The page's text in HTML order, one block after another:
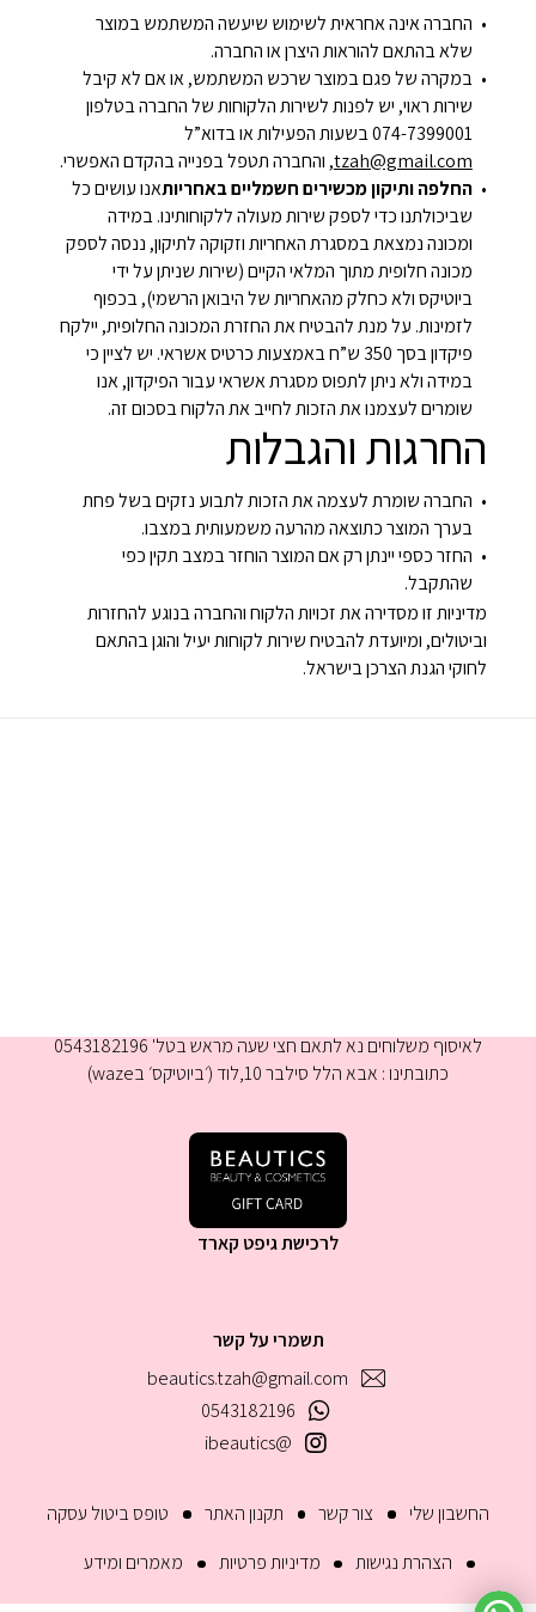
החברה אינה אחראית לשימוש שיעשה המשתמש במוצר
שלא בהתאם להוראות היצרן או החברה.
במקרה של פגם במוצר שרכש המשתמש, או אם לא קיבל
שירות ראוי, יש לפנות לשירות הלקוחות של החברה בטלפון
074-7399001 בשעות הפעילות או בדוא”ל
tzah@gmail.com, והחברה תטפל בפנייה בהקדם האפשרי.
החלפה ותיקון מכשירים חשמליים באחריותאנו עושים כל
שביכולתנו כדי לספק שירות מעולה ללקוחותינו. במידה
ומכונה נמצאת במסגרת האחריות וזקוקה לתיקון, ננסה לספק
מכונה חלופית מתוך המלאי הקיים (שירות שניתן על ידי
ביוטיקס ולא כחלק מהאחריות של היבואן הרשמי), בכפוף
לזמינות. על מנת להבטיח את החזרת המכונה החלופית, יילקח
פיקדון בסך 350 ש”ח באמצעות כרטיס אשראי. יש לציין כי
במידה ולא ניתן לתפוס מסגרת אשראי עבור הפיקדון, אנו
שומרים לעצמנו את הזכות לחייב את הלקוח בסכום זה.
החרגות והגבלות
החברה שומרת לעצמה את הזכות לתבוע נזקים בשל פחת
בערך המוצר כתוצאה מהרעה משמעותית במצבו.
החזר כספי יינתן רק אם המוצר הוחזר במצב תקין כפי
שהתקבל.
מדיניות זו מסדירה את זכויות הלקוח והחברה בנוגע להחזרות
וביטולים, ומיועדת להבטיח שירות לקוחות יעיל והוגן בהתאם
לחוקי הגנת הצרכן בישראל.
החשבון שלי צור קשר תקנון האתר
טופס ביטול עסקה
הצהרת נגישות
מדיניות פרטיות מאמרים ומידע
תשמרי על קשר
beautics.tzah@gmail.com
0543182196
@ibeautics
לאיסוף משלוחים נא לתאם חצי שעה מראש בטל' 0543182196
כתובתינו : אבא הלל סילבר 10,לוד (׳ביוטיקס׳ בwaze)
לרכישת גיפט קארד